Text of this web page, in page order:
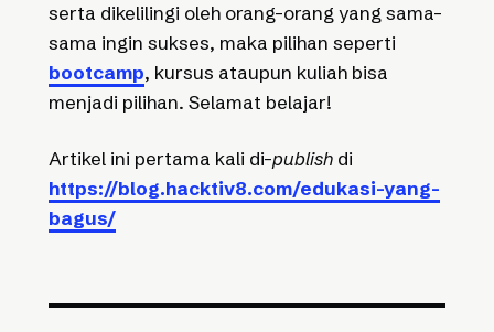
serta dikelilingi oleh orang-orang yang sama-
sama ingin sukses, maka pilihan seperti
bootcamp, kursus ataupun kuliah bisa
menjadi pilihan. Selamat belajar!
Artikel ini pertama kali di-publish di
https://blog.hacktiv8.com/edukasi-yang-
bagus/